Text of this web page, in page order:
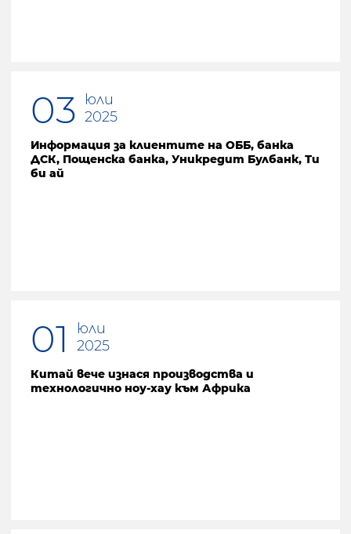
03
юли
2025
Информация за клиентите на ОББ, банка
ДСК, Пощенска банка, Уникредит Булбанк, Ти
би ай
01
юли
2025
Китай вече изнася производства и
технологично ноу-хау към Африка
Предишна страница